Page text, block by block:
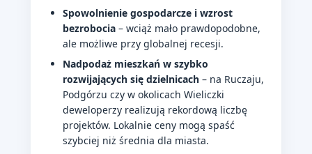
Spowolnienie gospodarcze i wzrost
bezrobocia – wciąż mało prawdopodobne,
ale możliwe przy globalnej recesji.
Nadpodaż mieszkań w szybko
rozwijających się dzielnicach – na Ruczaju,
Podgórzu czy w okolicach Wieliczki
deweloperzy realizują rekordową liczbę
projektów. Lokalnie ceny mogą spaść
szybciej niż średnia dla miasta.